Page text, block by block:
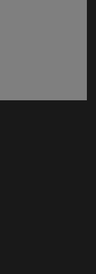
ventana)
ventana)